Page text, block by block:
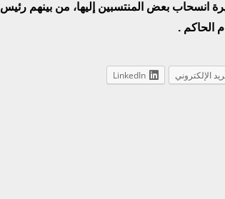
انسحاب بعض المنتسبين إليها، من بينهم رئيس
الحاكم .
الإلكتروني LinkedIn